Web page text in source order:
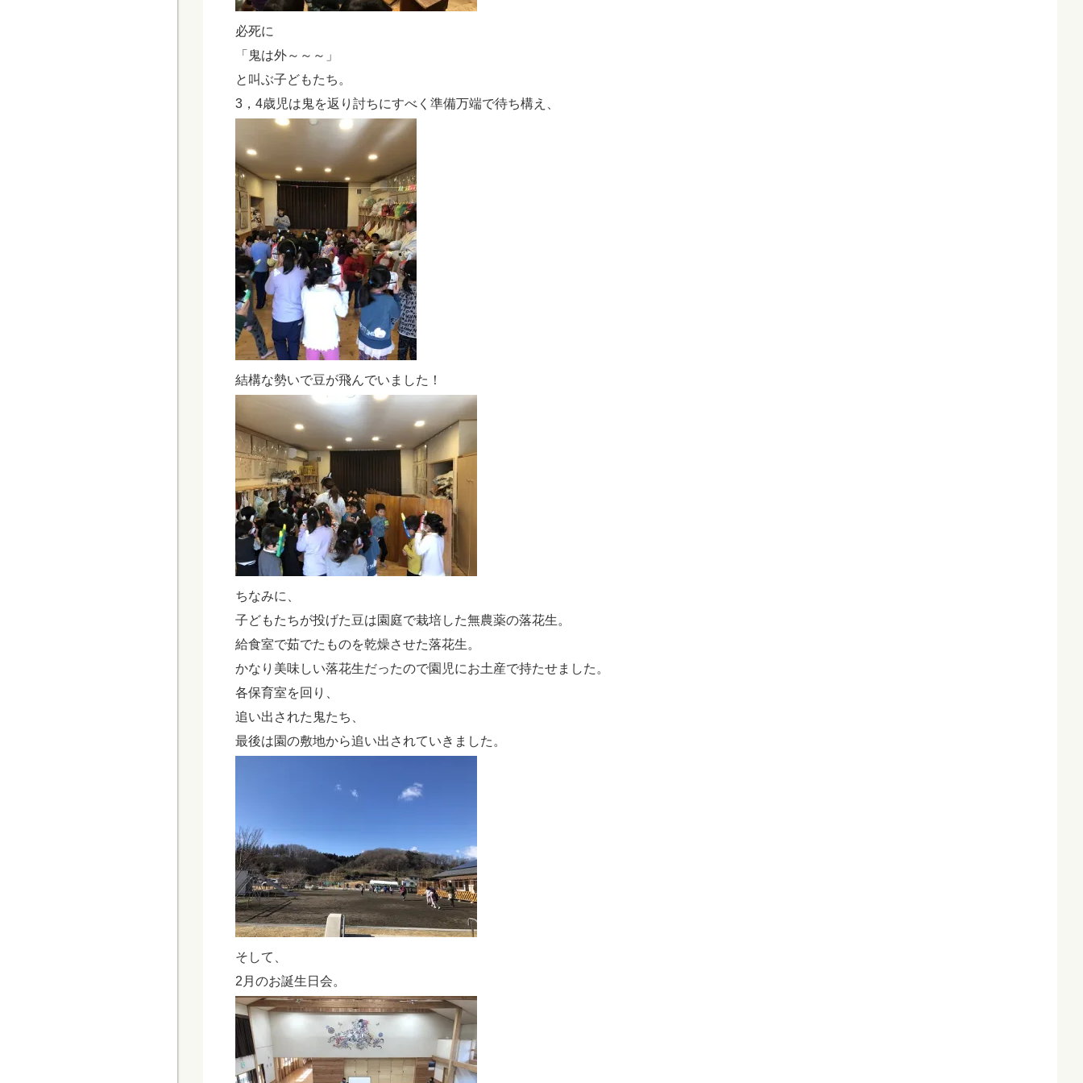
必死に
「鬼は外～～～」
と叫ぶ子どもたち。
3，4歳児は鬼を返り討ちにすべく準備万端で待ち構え、
結構な勢いで豆が飛んでいました！
ちなみに、
子どもたちが投げた豆は園庭で栽培した無農薬の落花生。
給食室で茹でたものを乾燥させた落花生。
かなり美味しい落花生だったので園児にお土産で持たせました。
各保育室を回り、
追い出された鬼たち、
最後は園の敷地から追い出されていきました。
そして、
2月のお誕生日会。